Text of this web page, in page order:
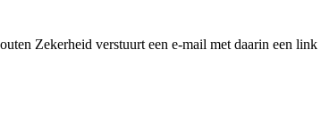
Zekerheid verstuurt een e-mail met daarin een